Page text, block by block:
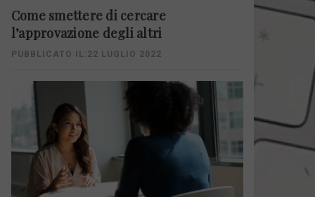
Come smettere di cercare
l’approvazione degli altri
PUBBLICATO IL:22 LUGLIO 2022